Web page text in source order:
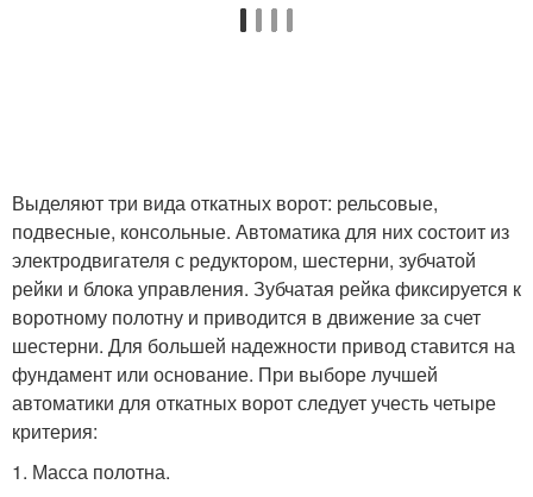
Выделяют три вида откатных ворот: рельсовые,
подвесные, консольные. Автоматика для них состоит из
электродвигателя с редуктором, шестерни, зубчатой
рейки и блока управления. Зубчатая рейка фиксируется к
воротному полотну и приводится в движение за счет
шестерни. Для большей надежности привод ставится на
фундамент или основание. При выборе лучшей
автоматики для откатных ворот следует учесть четыре
критерия:
1. Масса полотна.